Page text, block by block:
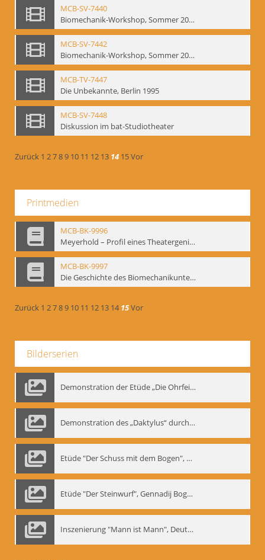
MCB-SV-7440
Biomechanik-Workshop, Sommer 2002
MCB-SV-7442
Biomechanik-Workshop, Sommer 2003
MCB-TV-7447
Die Unbekannte, Berlin 1995
MCB-SV-7448
Diskussion im bat-Studiotheater
Zurück 1 2789 10 11 12 13 14 15Vor
Printmedien
MCB-BK-9996
Meyerhold – Profil eines Theatergenies. Vortrag. Arbeitsdemonstration - interne Signatur: BM-prt-203
MCB-BK-9997
Die Geschichte des Biomechanikunterrichts im Theater der Satire - interne Signatur: BM-prt-204
Zurück 1 2789 10 11 12 13 14 15Vor
Bilderserien
Demonstration der Etüde „Die Ohrfeige“
Demonstration des „Daktylus“ durch Gennadij Nikolajewitsch Bogdanow, Berlin 1991
Etüde "Der Schuss mit dem Bogen", Gennadij Bogdanow
Etüde "Der Steinwurf", Gennadij Bogdanow
Inszenierung "Mann ist Mann", Deutsches Theater Berlin, 1997